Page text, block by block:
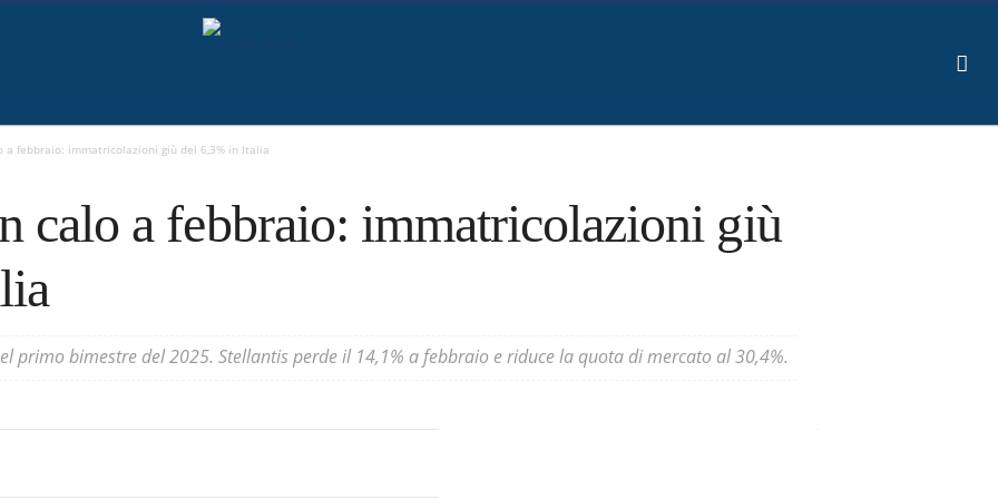
a febbraio: immatricolazioni giù del 6,3% in Italia
calo a febbraio: immatricolazioni giù
primo bimestre del 2025. Stellantis perde il 14,1% a febbraio e riduce la quota di mercato al 30,4%.